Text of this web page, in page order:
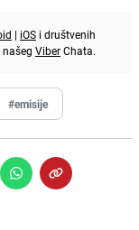
| iOS i društvenih
ViberChata.
#emisije